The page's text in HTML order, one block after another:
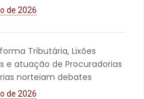
de 2026
Tributária, Lixões
e atuação de Procuradorias
norteiam debates
de 2026